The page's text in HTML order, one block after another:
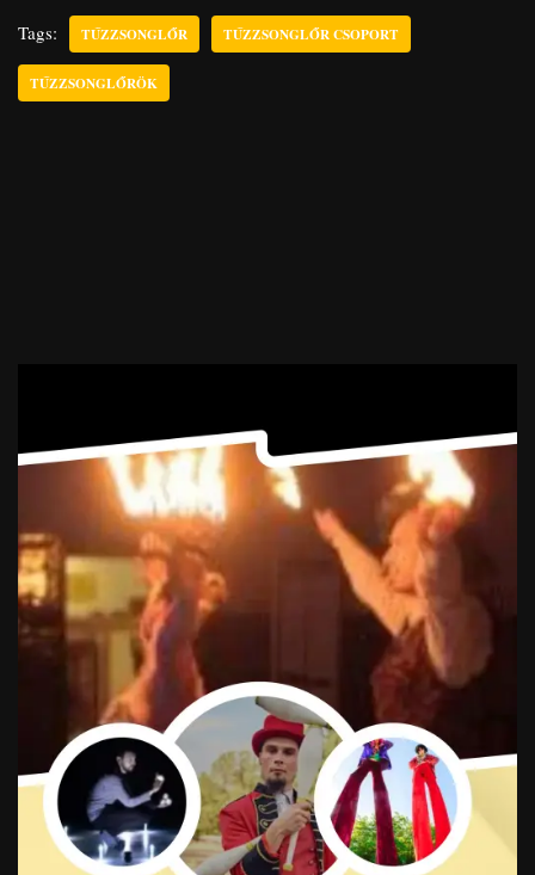
Tags: TŰZZSONGLŐR TŰZZSONGLŐR CSOPORT
TŰZZSONGLŐRÖK